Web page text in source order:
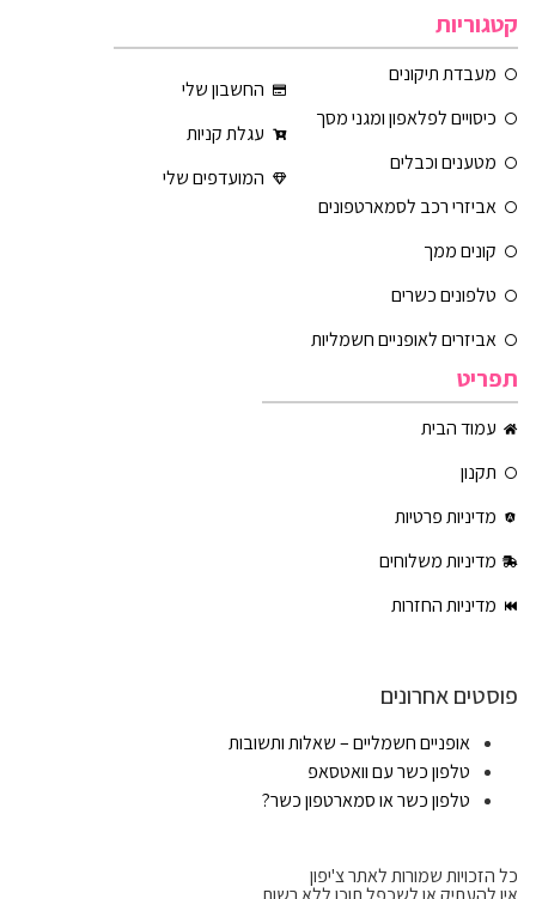
קטגוריות
מעבדת תיקונים
כיסויים לפלאפון ומגני מסך
מטענים וכבלים
אביזרי רכב לסמארטפונים
קונים ממך
טלפונים כשרים
אביזרים לאופניים חשמליות
החשבון שלי
עגלת קניות
המועדפים שלי
תפריט
עמוד הבית
תקנון
מדיניות פרטיות
מדיניות משלוחים
מדיניות החזרות
פוסטים אחרונים
אופניים חשמליים – שאלות ותשובות
טלפון כשר עם וואטסאפ
טלפון כשר או סמארטפון כשר?
כל הזכויות שמורות לאתר צ'יפון